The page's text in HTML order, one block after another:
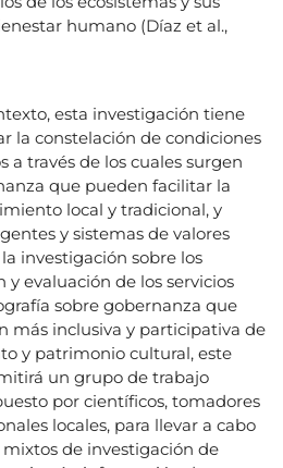
humano (Díaz et al.,
esta investigación tiene
la constelación de condiciones
a través de los cuales surgen
que pueden facilitar la
local y tradicional, y
y sistemas de valores
investigación sobre los
y evaluación de los servicios
sobre gobernanza que
más inclusiva y participativa de
y patrimonio cultural, este
un grupo de trabajo
por científicos, tomadores
locales, para llevar a cabo
de investigación de